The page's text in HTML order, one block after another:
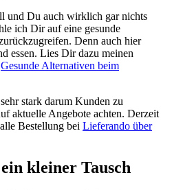
und Du auch wirklich gar nichts
ich Dir auf eine gesunde
Denn auch hier
essen. Lies Dir dazu meinen
Gesunde Alternativen beim
stark darum Kunden zu
aktuelle Angebote achten. Derzeit
Bestellung bei Lieferando über
kleiner Tausch